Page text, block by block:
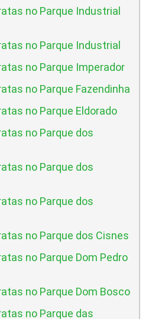
no Parque Industrial
no Parque Industrial
no Parque Imperador
no Parque Fazendinha
no Parque Eldorado
no Parque dos
no Parque dos
no Parque dos
no Parque dos Cisnes
no Parque Dom Pedro
no Parque Dom Bosco
no Parque das